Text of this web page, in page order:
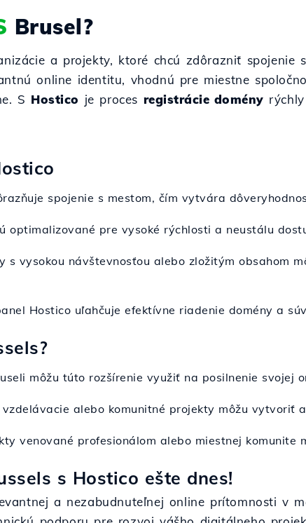
Brusel?
a projekty, ktoré chcú zdôrazniť
online identitu, vhodnú pre miestne
S Hostico je proces registrácie domény
spojenie s mestom, čím vytvára
optimalizované pre vysoké rýchlosti a neustálu
s vysokou návštevnosťou alebo zložitým obsahom
Hostico uľahčuje efektívne riadenie domény a
môžu túto rozšírenie využiť na posilnenie svojej
vzdelávacie alebo komunitné projekty môžu vytvoriť
venované profesionálom alebo miestnej komunite
s Hostico ešte dnes!
a nezabudnuteľnej online prítomnosti v